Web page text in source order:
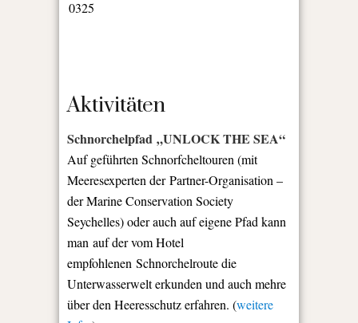
Aktivitäten
Schnorchelpfad „UNLOCK THE SEA“
Auf geführten Schnorfcheltouren (mit
Meeresexperten der Partner-Organisation –
der Marine Conservation Society
Seychelles) oder auch auf eigene Pfad kann
man auf der vom Hotel
empfohlenen Schnorchelroute die
Unterwasserwelt erkunden und auch mehre
über den Heeresschutz erfahren. (weitere